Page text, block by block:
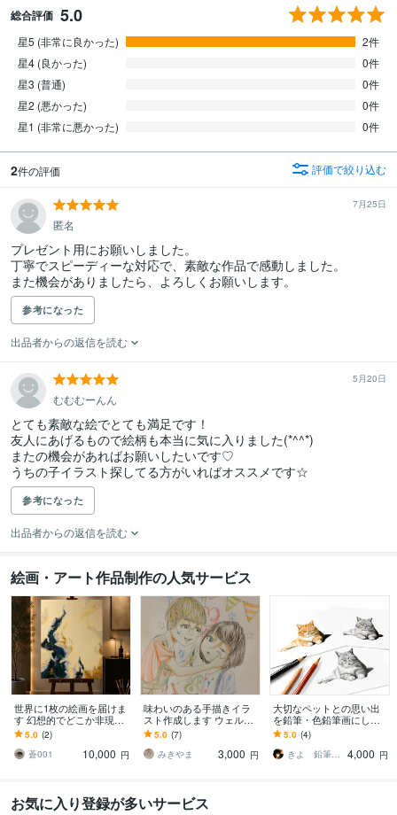
総合評価 5.0
星5 (非常に良かった)
2件
星4 (良かった)
0件
星3 (普通)
0件
星2 (悪かった)
0件
星1 (非常に悪かった)
0件
2件の評価 評価で絞り込む
7月25日
匿名
プレゼント用にお願いしました。
丁寧でスピーディーな対応で、素敵な作品で感動しました。
また機会がありましたら、よろしくお願いします。
参考になった
出品者からの返信を読む
5月20日
むむむーんん
とても素敵な絵でとても満足です！
友人にあげるもので絵柄も本当に気に入りました(*^^*)
またの機会があればお願いしたいです♡
うちの子イラスト探してる方がいればオススメです☆
参考になった
出品者からの返信を読む
絵画・アート作品制作の人気サービス
世界に1枚の絵画を届けま
す 幻想的でどこか非現実
的な絵画を
5.0 (2)
蒼001
10,000 円
味わいのある手描きイラ
スト作成します ウェルカ
ムボード、似顔絵、イン
テリア等用途に合ったイ
ラスト
5.0 (7)
みきやま
3,000 円
大切なペットとの思い出
を鉛筆・色鉛筆画にしま
す 大切な家族との幸せな
時間を、温もりある作品
として残します
5.0 (4)
きよ 鉛筆･色鉛筆画
4,000 円
お気に入り登録が多いサービス